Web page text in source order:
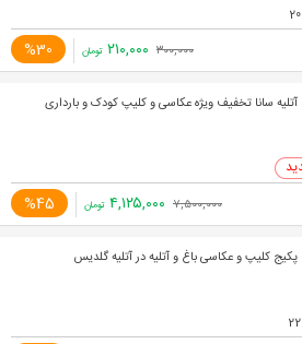
20
%30 ۳۰۰,۰۰۰ ۲۱۰,۰۰۰ تومان
آتلیه سانا تخفیف ویژه عکاسی و کلیپ کودک و بارداری
%45 ۷,۵۰۰,۰۰۰ ۴,۱۲۵,۰۰۰ تومان
پکیج کلیپ و عکاسی باغ و آتلیه در آتلیه گلدیس
22